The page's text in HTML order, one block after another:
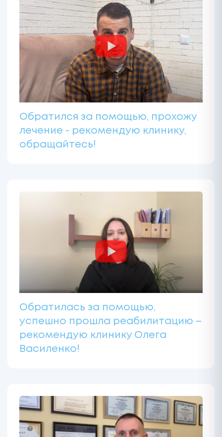
Обратился за помощью, прохожу
лечение - рекомендую клинику,
обращайтесь!
Обратилась за помощью,
успешно прошла реабилитацию –
рекомендую клинику Олега
Василенко!